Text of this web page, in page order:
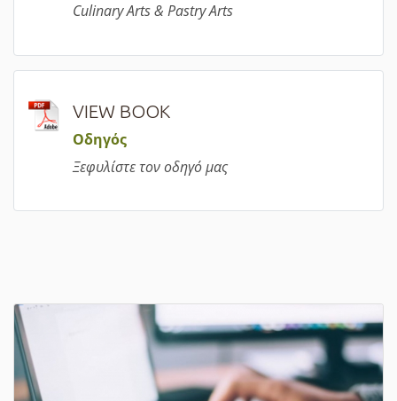
Culinary Arts & Pastry Arts
VIEW BOOK
Οδηγός
Ξεφυλίστε τον οδηγό μας